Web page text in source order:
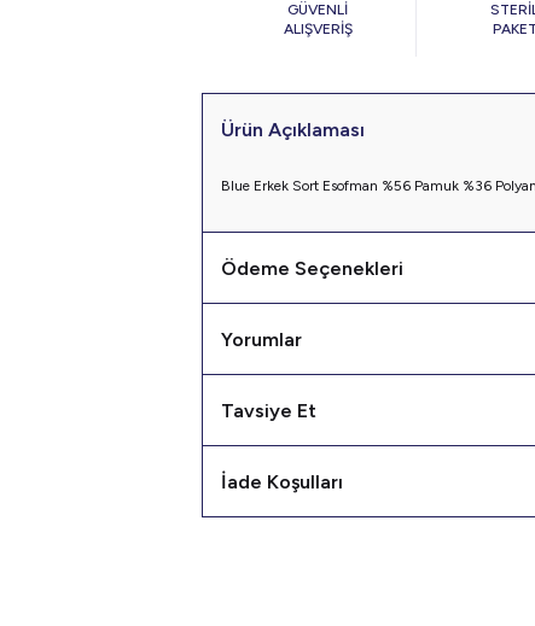
GÜVENLİ
ALIŞVERİŞ
PAKET
Ürün Açıklaması
Blue Erkek Sort Esofman %56 Pamuk %36
Ödeme Seçenekleri
Yorumlar
Tavsiye Et
İade Koşulları